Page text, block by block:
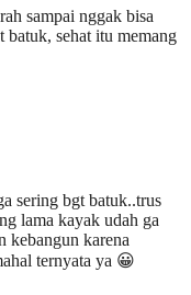
sampai nggak bisa
batuk, sehat itu memang
sering bgt batuk..trus
lama kayak udah ga
kebangun karena
ternyata ya 😀